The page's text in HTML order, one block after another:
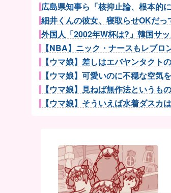
広島県知事ら「核抑止論、根本的
細井くんの彼女、寝取らせOKだっ
外国人「2002年W杯は?」韓国サ
【NBA】ニック・ナースもレブ
【ウマ娘】差しはエバヤンタクト
【ウマ娘】可愛いのに不穏な空気
【ウマ娘】見ねば無作法という
【ウマ娘】そういえば水着ダスカ
【朗報】長野桃羽「嗣永桃子さん
【医師解説】飲酒後の「締めのラ
ウクライナ軍参謀本部「今年のロ
【画像】8月だから夏に撮った写真